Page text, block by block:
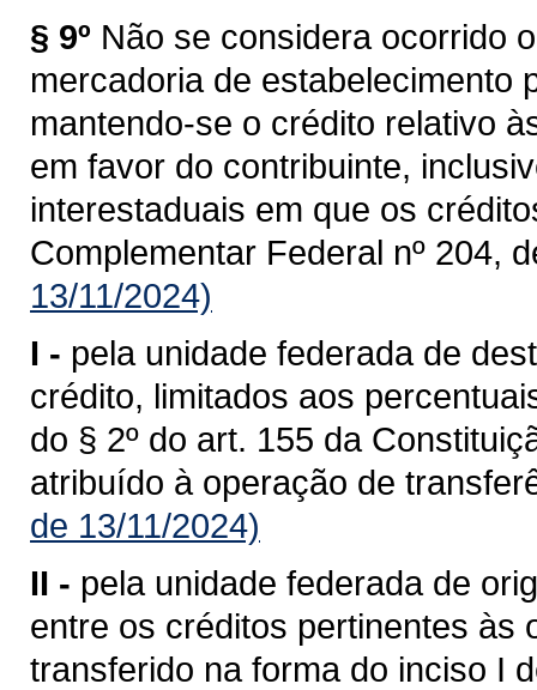
§ 9º Não se considera ocorrido
mercadoria de estabelecimento
mantendo-se o crédito relativo
em favor do contribuinte,
interestaduais em que os
Complementar Federal nº 204,
13/11/2024)
I - pela unidade federada de
crédito, limitados aos
do § 2º do art. 155 da
atribuído à operação de
de 13/11/2024)
II - pela unidade federada de
entre os créditos pertinentes às
transferido na forma do inciso I